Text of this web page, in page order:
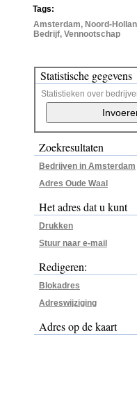
Tags:
Amsterdam, Noord-
Bedrijf, Vennootschap
Statistische gegevens
Statistieken over
Zoekresultaten
Bedrijven in Amsterdam
Adres Oude Waal
Het adres dat u kunt
Drukken
Stuur naar e-mail
Redigeren:
Blokadres
Adreswijziging
Adres op de kaart